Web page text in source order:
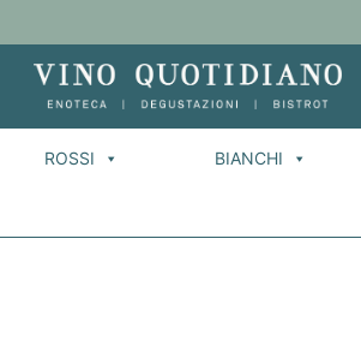
ROSSI BIANCHI